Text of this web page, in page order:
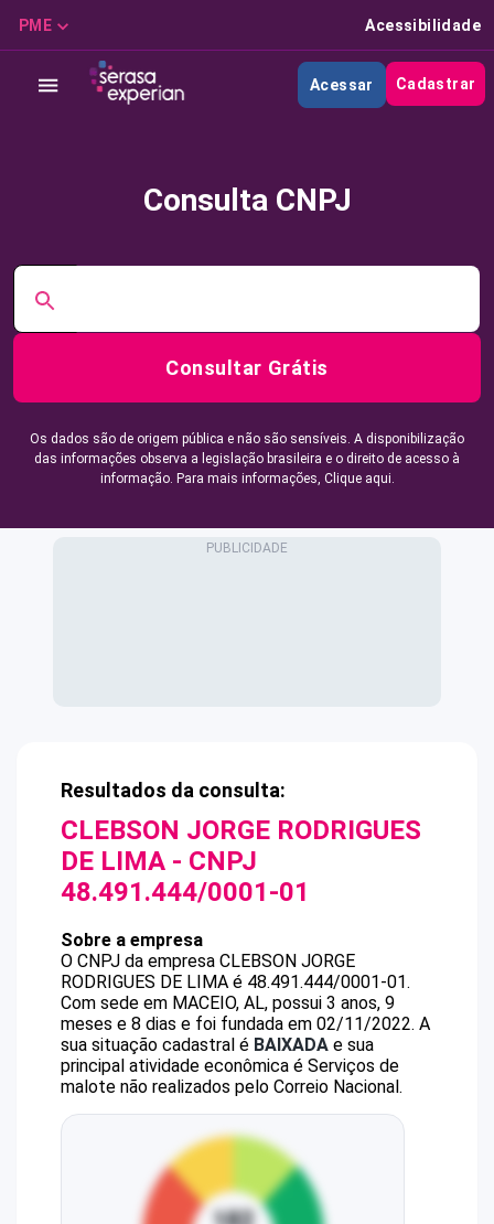
PME Acessibilidade
Acessar Cadastrar
Consulta CNPJ
Consultar Grátis
Os dados são de origem pública e não são sensíveis. A disponibilização
das informações observa a legislação brasileira e o direito de acesso à
informação. Para mais informações, Clique aqui.
Resultados da consulta:
CLEBSON JORGE RODRIGUES
DE LIMA - CNPJ
48.491.444/0001-01
Sobre a empresa
O CNPJ da empresa CLEBSON JORGE
RODRIGUES DE LIMA é 48.491.444/0001-01.
Com sede em MACEIO, AL, possui 3 anos, 9
meses e 8 dias e foi fundada em 02/11/2022. A
sua situação cadastral é BAIXADA e sua
principal atividade econômica é Serviços de
malote não realizados pelo Correio Nacional.